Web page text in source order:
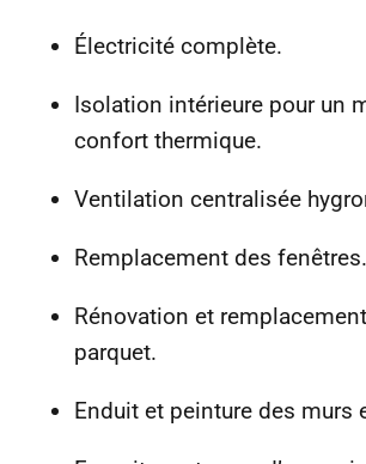
Électricité complète.
Isolation intérieure pour un
confort thermique.
Ventilation centralisée
Remplacement des fenêtres.
Rénovation et
parquet.
Enduit et peinture des murs